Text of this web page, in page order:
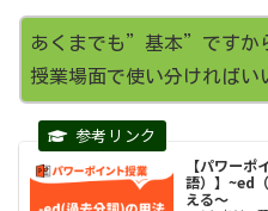
あくまでも”基本”ですか
授業場面で使い分ければい
【パワー
語）】~ed
える〜